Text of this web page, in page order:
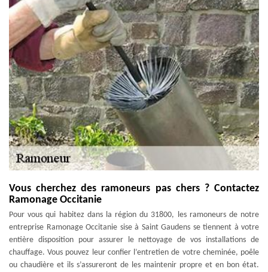
Vous cherchez des ramoneurs pas chers ? Contactez
Ramonage Occitanie
Pour vous qui habitez dans la région du 31800, les ramoneurs de notre
entreprise Ramonage Occitanie sise à Saint Gaudens se tiennent à votre
entière disposition pour assurer le nettoyage de vos installations de
chauffage. Vous pouvez leur confier l’entretien de votre cheminée, poêle
ou chaudière et ils s’assureront de les maintenir propre et en bon état.